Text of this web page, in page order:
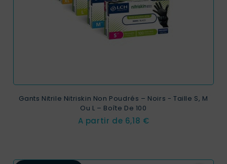
Gants Nitrile Nitriskin Non Poudrés – Noirs - Taille S, M
Ou L – Boîte De 100
A partir de Prix
6,18 €